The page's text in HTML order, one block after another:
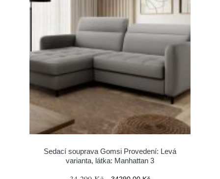
Sedací souprava Gomsi Provedení: Levá
varianta, látka: Manhattan 3